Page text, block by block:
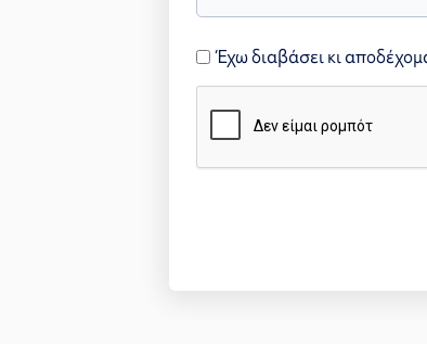
Έχω διαβάσει κι